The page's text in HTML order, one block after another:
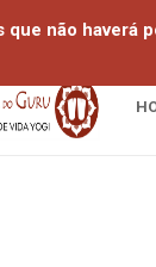
não haverá